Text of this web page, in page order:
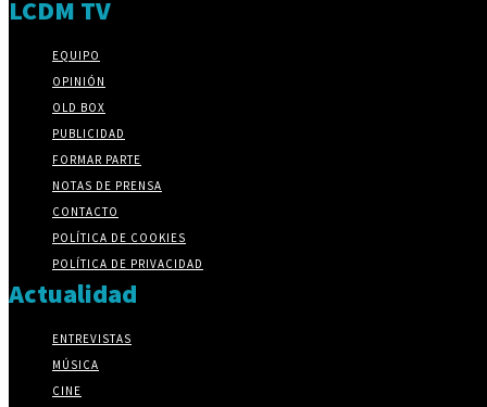
LCDM TV
EQUIPO
OPINIÓN
OLD BOX
PUBLICIDAD
FORMAR PARTE
NOTAS DE PRENSA
CONTACTO
POLÍTICA DE COOKIES
POLÍTICA DE PRIVACIDAD
Actualidad
ENTREVISTAS
MÚSICA
CINE